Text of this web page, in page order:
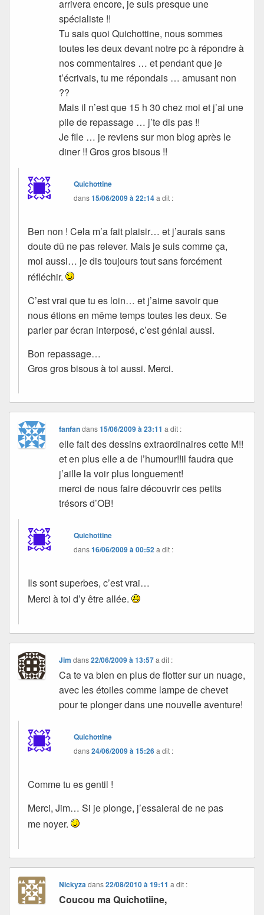
arrivera encore, je suis presque une
spécialiste !!
Tu sais quoi Quichottine, nous sommes
toutes les deux devant notre pc à répondre à
nos commentaires … et pendant que je
t’écrivais, tu me répondais … amusant non
??
Mais il n’est que 15 h 30 chez moi et j’ai une
pile de repassage … j’te dis pas !!
Je file … je reviens sur mon blog après le
diner !! Gros gros bisous !!
Quichottine
dans15/06/2009 à 22:14a dit :
Ben non ! Cela m’a fait plaisir… et j’aurais sans
doute dû ne pas relever. Mais je suis comme ça,
moi aussi… je dis toujours tout sans forcément
réfléchir.
C’est vrai que tu es loin… et j’aime savoir que
nous étions en même temps toutes les deux. Se
parler par écran interposé, c’est génial aussi.
Bon repassage…
Gros gros bisous à toi aussi. Merci.
fanfandans15/06/2009 à 23:11 a dit :
elle fait des dessins extraordinaires cette M!!
et en plus elle a de l’humour!!il faudra que
j’aille la voir plus longuement!
merci de nous faire découvrir ces petits
trésors d’OB!
Quichottine
dans16/06/2009 à 00:52a dit :
Ils sont superbes, c’est vrai…
Merci à toi d’y être allée.
Jim dans22/06/2009 à 13:57 a dit :
Ca te va bien en plus de flotter sur un nuage,
avec les étoiles comme lampe de chevet
pour te plonger dans une nouvelle aventure!
Quichottine
dans24/06/2009 à 15:26a dit :
Comme tu es gentil !
Merci, Jim… Si je plonge, j’essaierai de ne pas
me noyer.
Nickyzadans22/08/2010 à 19:11 a dit :
Coucou ma Quichotiine,